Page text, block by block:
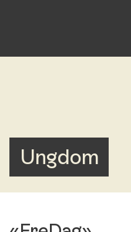
Kalender
Taler
Ungdom